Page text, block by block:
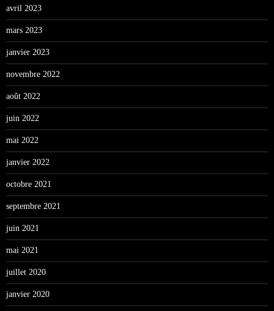
avril 2023
mars 2023
janvier 2023
novembre 2022
août 2022
juin 2022
mai 2022
janvier 2022
octobre 2021
septembre 2021
juin 2021
mai 2021
juillet 2020
janvier 2020